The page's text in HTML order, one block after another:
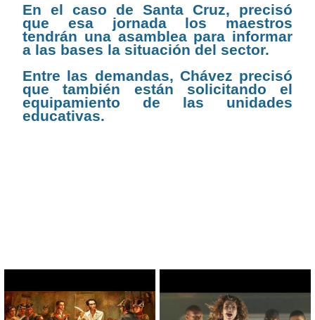
En el caso de Santa Cruz, precisó
que esa jornada los maestros
tendrán una asamblea para informar
a las bases la situación del sector.
Entre las demandas, Chávez precisó
que también están solicitando el
equipamiento de las unidades
educativas.